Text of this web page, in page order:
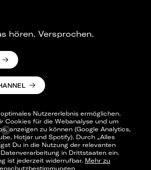
Nutzererlebnis ermöglichen.
Cookies für die Webanalyse und um
anzeigen zu können (Google Analytics,
Hotjar und Spotify). Durch „Alles
Du in die Nutzung der relevanten
in Drittstaaten ein.
ist jederzeit widerrufbar. Mehr zu
hören. Versprochen.